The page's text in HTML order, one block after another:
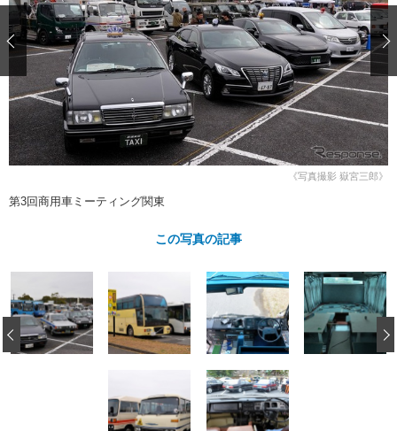
注目の記事
ショップレポート 愛車 File
自動車豆知識 ストップ！不具合修理＆粗悪修理
鈑金・塗装
ディテイリング
ディテイリング 洗車
ヘッドライト磨き コーティング
フィルム・ラッピング
鈑金・塗装
小キズ直し 防錆
特集記事
ストップ 不具合修理＆粗悪修理
カーメーカー「旧車」関連プロジェ
クト
コラム
ショップ紹介
《写真撮影 嶽宮三郎》
第3回商用車ミーティング関東
この写真の記事
‹